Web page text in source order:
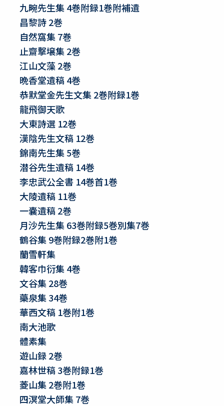
九畹先生集 4巻附録1巻附補遺
昌黎詩 2巻
自然窩集 7巻
止齋撃壌集 2巻
江山文藻 2巻
晩香堂遺稿 4巻
恭默堂金先生文集 2巻附録1巻
龍飛御天歌
大東詩選 12巻
漢陰先生文稿 12巻
錦南先生集 5巻
潜谷先生遺稿 14巻
李忠武公全書 14巻首1巻
大陵遺稿 11巻
一嚢遺稿 2巻
月沙先生集 63巻附録5巻別集7巻
鶴谷集 9巻附録2巻附1巻
蘭雪軒集
韓客巾衍集 4巻
文谷集 28巻
藥泉集 34巻
華西文稿 1巻附1巻
南大池歌
體素集
遊山録 2巻
嘉林世稿 3巻附録1巻
菱山集 2巻附1巻
四溟堂大師集 7巻